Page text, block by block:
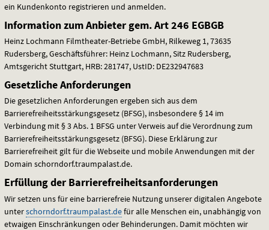
ein Kundenkonto registrieren und anmelden.
Information zum Anbieter gem. Art 246 EGBGB
Heinz Lochmann Filmtheater-Betriebe GmbH, Rilkeweg 1, 73635
Rudersberg, Geschäftsführer: Heinz Lochmann, Sitz Rudersberg,
Amtsgericht Stuttgart, HRB: 281747, UstID: DE232947683
Gesetzliche Anforderungen
Die gesetzlichen Anforderungen ergeben sich aus dem
Barrierefreiheitsstärkungsgesetz (BFSG), insbesondere § 14 im
Verbindung mit § 3 Abs. 1 BFSG unter Verweis auf die Verordnung zum
Barrierefreiheitsstärkungsgesetz (BFSG). Diese Erklärung zur
Barrierefreiheit gilt für die Webseite und mobile Anwendungen mit der
Domain schorndorf.traumpalast.de.
Erfüllung der Barrierefreiheitsanforderungen
Wir setzen uns für eine barrierefreie Nutzung unserer digitalen Angebote
unterschorndorf.traumpalast.defür alle Menschen ein, unabhängig von
etwaigen Einschränkungen oder Behinderungen. Damit möchten wir